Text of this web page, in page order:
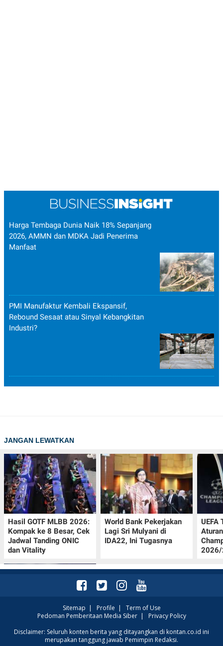
Harga Tembaga Dunia Naik 18% Sepanjang
2026, AMMN dan MDKA Jadi Penerima
Manfaat
PMI Manufaktur Kembali Ekspansif,
Rebound Sesaat atau Sinyal Kebangkitan
Industri?
JANGAN LEWATKAN
Hasil GOTF MLBB 2026:
Kompak ke 8 Besar, Cek
Jadwal Tanding ONIC
dan Vitality
World Bank Pekerjakan
Lagi Sri Mulyani di
IDA22, Ini Tugasnya
UEFA
2026/
Krisis Migrasi Ancam
Status Maroko sebagai
Sitemap | Profile | Term of Use
Pedoman Pemberitaan Media Siber| Privacy Policy
Disclaimer: Seluruh konten berita yang ditayangkan di kontan.co.id ini
merupakan tanggung jawab Pemimpin Redaksi.